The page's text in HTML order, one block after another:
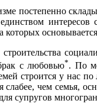
постепенно
основывается
с любовью*. По
строится у нас
слабее, чем семья,
супругов